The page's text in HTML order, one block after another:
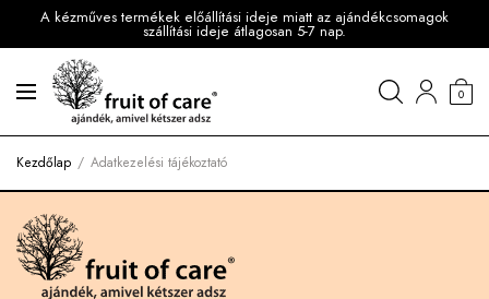
A kézműves termékek előállítási ideje miatt az ajándékcsomagok
szállítási ideje átlagosan 5-7 nap.
0
Kezdőlap Adatkezelési tájékoztató